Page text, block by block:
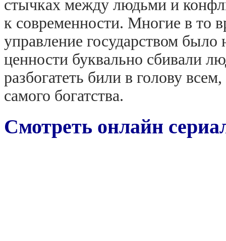
стычках между людьми и
к современности. Многие в то
управление государством
ценности буквально сбивали
разбогатеть били в голову
самого богатства.
Смотреть онлайн